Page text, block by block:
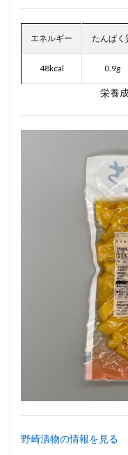
エネルギー たんぱく
48kcal 0.9g
栄養
野崎漬物の情報を見る